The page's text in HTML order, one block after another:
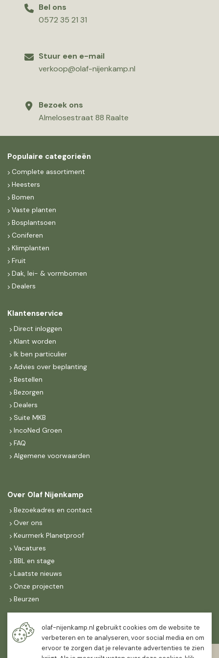
Bel ons
0572 35 21 31
Stuur een e-mail
verkoop@olaf-nijenkamp.nl
Bezoek ons
Almelosestraat 88 Raalte
Populaire categorieën
Complete assortiment
Heesters
Bomen
Vaste planten
Bosplantsoen
Coniferen
Klimplanten
Fruit
Dak, lei- & vormbomen
Dealers
Klantenservice
Direct inloggen
Klant worden
Ik ben particulier
Advies over beplanting
Bestellen
Bezorgen
Dealers
Suite MKB
IncoNed Groen
FAQ
Algemene voorwaarden
Over Olaf Nijenkamp
Bezoekadres en contact
Over ons
Keurmerk Planetproof
Vacatures
BBL en stage
Laatste nieuws
Onze projecten
Beurzen
Maandag t/m vrijdag
07:30-
16:30
olaf-nijenkamp.nl gebruikt cookies om de website te
verbeteren en te analyseren, voor social media en om
ervoor te zorgen dat je relevante advertenties te zien